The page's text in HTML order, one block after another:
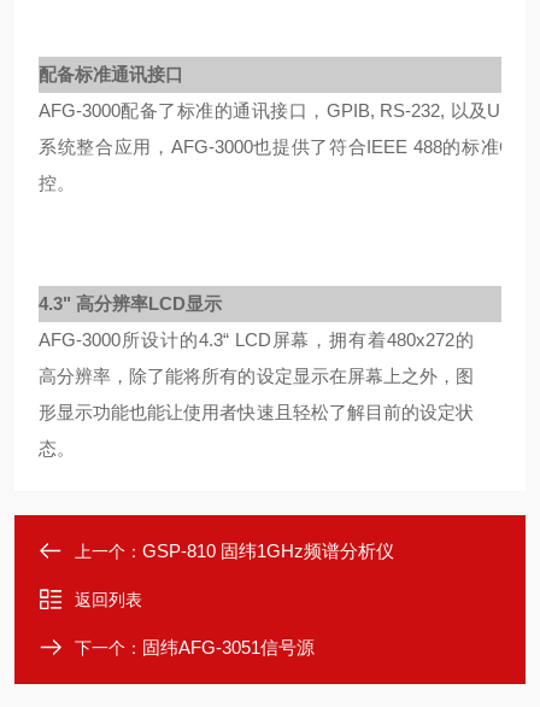
配备标准通讯接口
AFG-3000配备了标准的通讯接口，GPIB, RS-232, 以及USB
系统整合应用，AFG-3000也提供了符合IEEE 488的标准
控。
4.3" 高分辨率LCD显示
AFG-3000所设计的4.3“ LCD屏幕，拥有着480x272的
高分辨率，除了能将所有的设定显示在屏幕上之外，图
形显示功能也能让使用者快速且轻松了解目前的设定状
态。
上一个： GSP-810 固纬1GHz频谱分析仪
返回列表
下一个： 固纬AFG-3051信号源